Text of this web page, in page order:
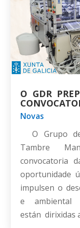
O GDR
Novas
O Grupo de
Tambre
convocatoria
oportunidade
impulsen o
e ambiental
están dirixidas